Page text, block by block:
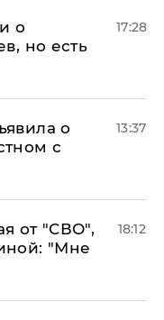
о
но есть
17:28
о
с
13:37
от "СВО",
"Мне
18:12